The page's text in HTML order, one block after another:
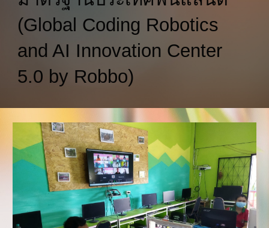
(Global Coding Robotics
and AI Innovation Center
5.0 by Robbo)